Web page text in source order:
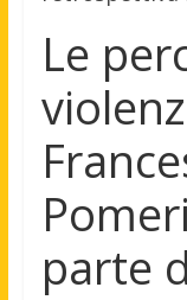
Le
parte